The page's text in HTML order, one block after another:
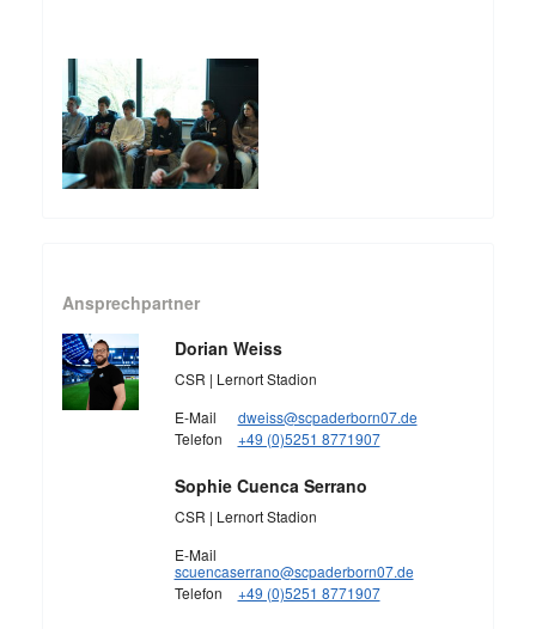
Ansprechpartner
Dorian Weiss
CSR | Lernort Stadion
E-Mail
dweiss@scpaderborn07.de
Telefon
+49 (0)5251 8771907
Sophie Cuenca Serrano
CSR | Lernort Stadion
E-Mail
scuencaserrano@scpaderborn07.de
Telefon
+49 (0)5251 8771907